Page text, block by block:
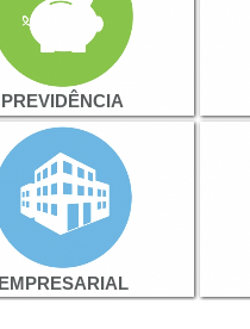
PREVIDÊNCIA
EMPRESARIAL